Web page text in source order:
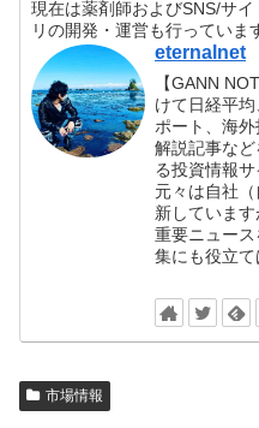
現在は薬剤師およびSNS/サ
リの開発・運営も行っていま
eternalnet
【GANN
けて日経平
ポート、海
解説記事な
る投資情報サ
元々は自社
新していま
重要ニュー
集にも役立て
市場情報